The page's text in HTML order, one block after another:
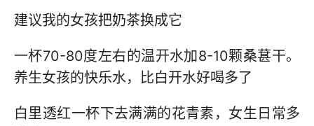
建议我的女孩把奶茶换成它
一杯70-80度左右的温开水加8-10颗桑葚干。
养生女孩的快乐水，比白开水好喝多了
白里透红一杯下去满满的花青素，女生日常多